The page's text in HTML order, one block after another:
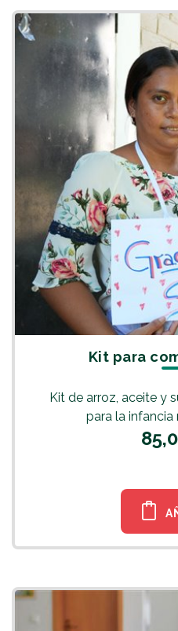
Kit para
Kit de arroz, aceite y
para la